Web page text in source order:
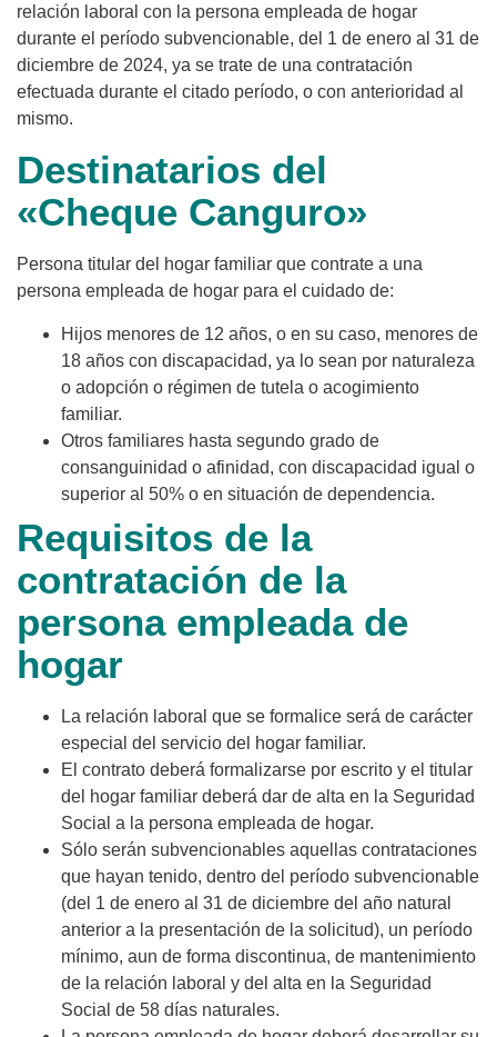
relación laboral con la persona empleada de hogar
durante el período subvencionable, del 1 de enero al 31 de
diciembre de 2024, ya se trate de una contratación
efectuada durante el citado período, o con anterioridad al
mismo.
Destinatarios del
«Cheque Canguro»
Persona titular del hogar familiar que contrate a una
persona empleada de hogar para el cuidado de:
Hijos menores de 12 años, o en su caso, menores de
18 años con discapacidad, ya lo sean por naturaleza
o adopción o régimen de tutela o acogimiento
familiar.
Otros familiares hasta segundo grado de
consanguinidad o afinidad, con discapacidad igual o
superior al 50% o en situación de dependencia.
Requisitos de la
contratación de la
persona empleada de
hogar
La relación laboral que se formalice será de carácter
especial del servicio del hogar familiar.
El contrato deberá formalizarse por escrito y el titular
del hogar familiar deberá dar de alta en la Seguridad
Social a la persona empleada de hogar.
Sólo serán subvencionables aquellas contrataciones
que hayan tenido, dentro del período subvencionable
(del 1 de enero al 31 de diciembre del año natural
anterior a la presentación de la solicitud), un período
mínimo, aun de forma discontinua, de mantenimiento
de la relación laboral y del alta en la Seguridad
Social de 58 días naturales.